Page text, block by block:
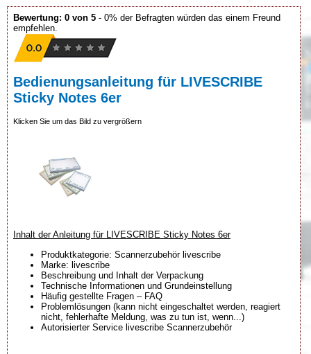
Bewertung: 0 von 5 - 0% der Befragten würden das einem Freund
empfehlen.
Bedienungsanleitung für LIVESCRIBE
Sticky Notes 6er
Klicken Sie um das Bild zu vergrößern
Inhalt der Anleitung für LIVESCRIBE Sticky Notes 6er
Produktkategorie: Scannerzubehör livescribe
Marke: livescribe
Beschreibung und Inhalt der Verpackung
Technische Informationen und Grundeinstellung
Häufig gestellte Fragen – FAQ
Problemlösungen (kann nicht eingeschaltet werden, reagiert
nicht, fehlerhafte Meldung, was zu tun ist, wenn...)
Autorisierter Service livescribe Scannerzubehör